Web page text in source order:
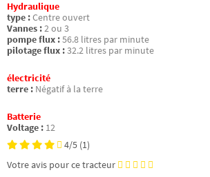
Hydraulique
type :Centre ouvert
Vannes :2 ou 3
pompe flux :56.8 litres par minute
pilotage flux :32.2 litres par minute
électricité
terre : Négatif à la terre
Batterie
Voltage : 12
4/5 (1)
Votre avis pour ce tracteur